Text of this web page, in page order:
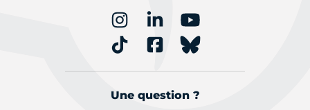
Une question ?